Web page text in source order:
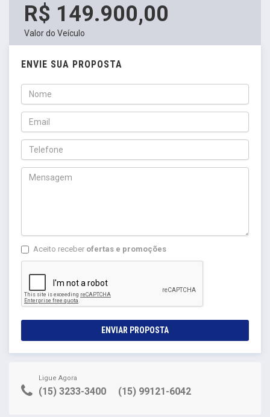
R$ 149.900,00
Valor do Veículo
ENVIE SUA PROPOSTA
Aceito receber ofertas e promoções
ENVIAR PROPOSTA
Ligue Agora
(15) 3233-3400 (15) 99121-6042